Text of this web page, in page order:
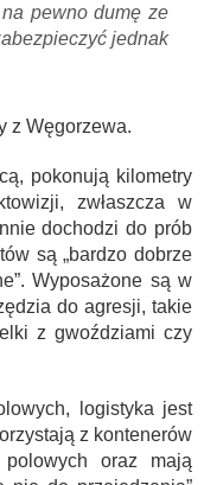
pewno dumę ze
jednak
z Węgorzewa.
pokonują kilometry
zwłaszcza w
dochodzi do prób
są „bardzo dobrze
Wyposażone są w
do agresji, takie
z gwoździami czy
logistyka jest
z kontenerów
oraz mają